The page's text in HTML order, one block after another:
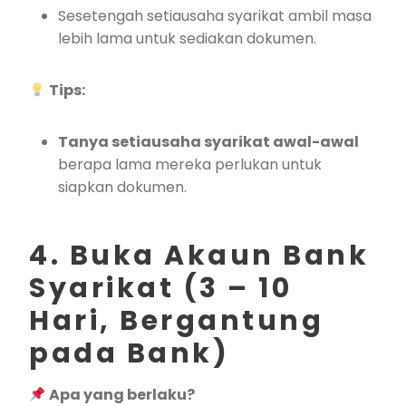
Sesetengah setiausaha syarikat ambil masa
lebih lama untuk sediakan dokumen.
Tips:
Tanya setiausaha syarikat awal-awal
berapa lama mereka perlukan untuk
siapkan dokumen.
4. Buka Akaun Bank
Syarikat (3 – 10
Hari, Bergantung
pada Bank)
Apa yang berlaku?